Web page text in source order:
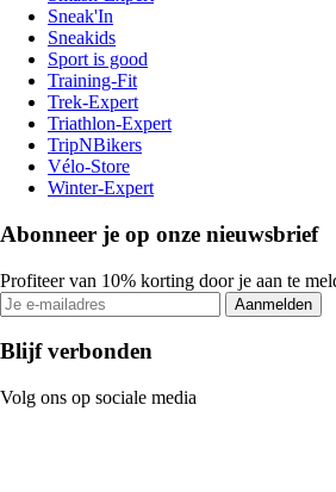
Sneak'In
Sneakids
Sport is good
Training-Fit
Trek-Expert
Triathlon-Expert
TripNBikers
Vélo-Store
Winter-Expert
Abonneer je op onze nieuwsbrief
Profiteer van 10% korting door je aan te
Aanmelden
Blijf verbonden
Volg ons op sociale media